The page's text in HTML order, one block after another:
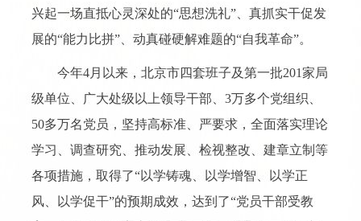
兴起一场直抵心灵深处的“思想洗礼”、真抓实干促发
展的“能力比拼”、动真碰硬解难题的“自我革命”。
今年4月以来，北京市四套班子及第一批201家局
级单位、广大处级以上领导干部、3万多个党组织、
50多万名党员，坚持高标准、严要求，全面落实理论
学习、调查研究、推动发展、检视整改、建章立制等
各项措施，取得了“以学铸魂、以学增智、以学正
风、以学促干”的预期成效，达到了“党员干部受教